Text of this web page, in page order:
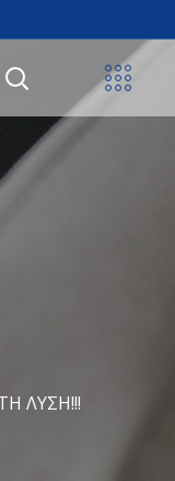
ΛΎΣΗ!!!